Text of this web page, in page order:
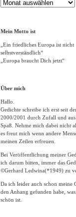
Gedichte
Archiv
Mein Motto ist
„Ein friedliches Europa ist nicht
selbstverständlich“
„Europa braucht Dich jetzt“
Über mich
Hallo.
Gedichte schreibe ich erst seit
2000/2001 durch Zufall und aus
Spaß. Nehme mich dabei nicht
es freut mich wenn andere
meinen Zeilen erfreuen.
Bei Veröffentlichung meiner
ich darum bitten, immer das
©Gerhard Ledwina(*1949) zu
Da ich leider auch schon meine
den Anhang gefunden habe,
schön ist.